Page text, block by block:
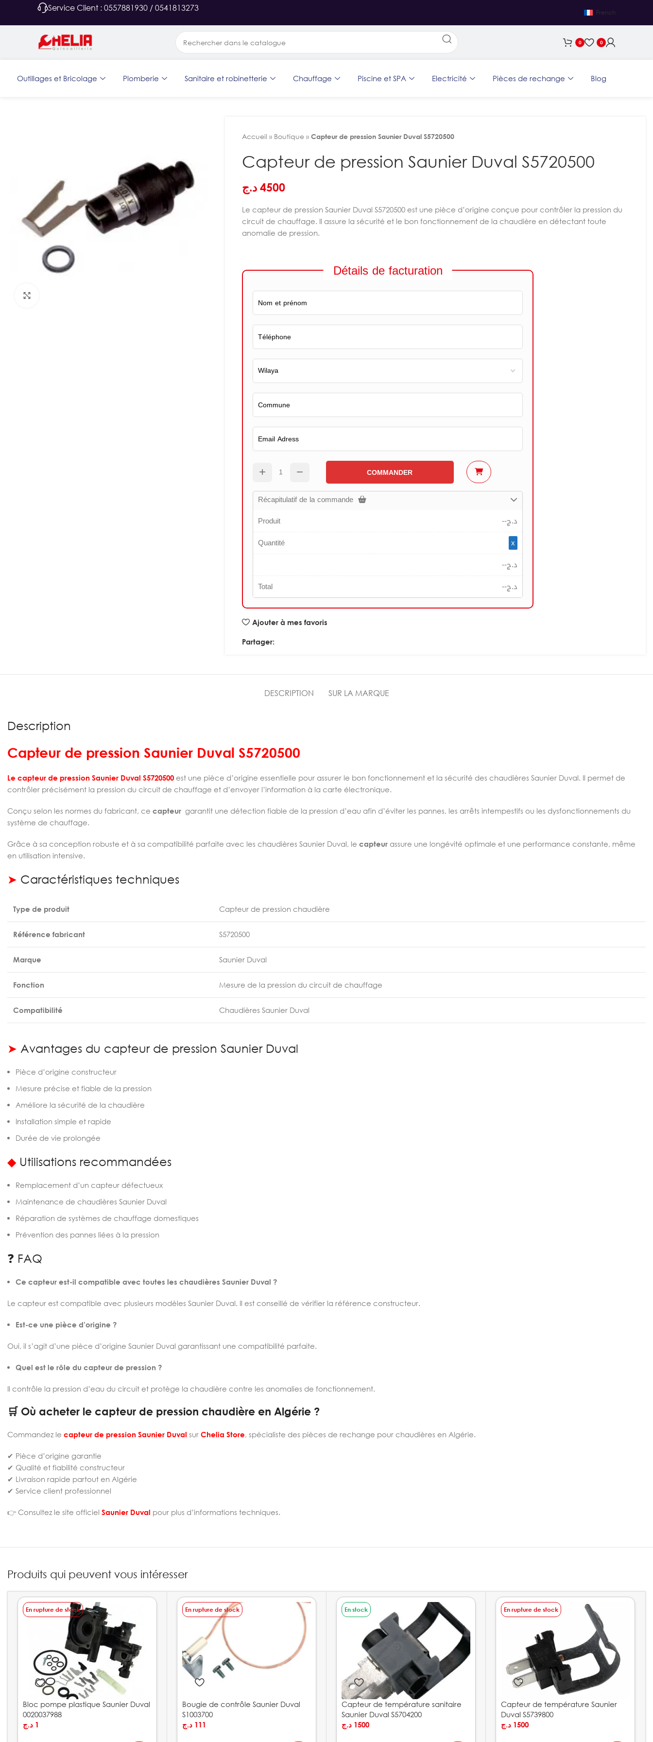
Service Client : 0557881930 / 0541813273 French
0 0
Outillages et Bricolage Plomberie Sanitaire et robinetterie Chauffage Piscine et SPA Electricité Pièces de rechange Blog
Accueil » Boutique » Capteur de pression Saunier Duval S5720500
Capteur de pression Saunier Duval S5720500
4500 د.ج
Le capteur de pression Saunier Duval S5720500 est une pièce d’origine conçue pour contrôler la pression du
circuit de chauffage. Il assure la sécurité et le bon fonctionnement de la chaudière en détectant toute
anomalie de pression.
Détails de facturation
COMMANDER
Récapitulatif de la commande
Produit
--د.ج
Quantité
x
--د.ج
Total
--د.ج
Ajouter à mes favoris
Partager:
DESCRIPTION SUR LA MARQUE
Description
Capteur de pression Saunier Duval S5720500
Le capteur de pression Saunier Duval S5720500 est une pièce d’origine essentielle pour assurer le bon fonctionnement et la sécurité des chaudières Saunier Duval. Il permet de
contrôler précisément la pression du circuit de chauffage et d’envoyer l’information à la carte électronique.
Conçu selon les normes du fabricant, ce capteur garantit une détection fiable de la pression d’eau afin d’éviter les pannes, les arrêts intempestifs ou les dysfonctionnements du
système de chauffage.
Grâce à sa conception robuste et à sa compatibilité parfaite avec les chaudières Saunier Duval, le capteur assure une longévité optimale et une performance constante, même
en utilisation intensive.
➤ Caractéristiques techniques
Type de produit Capteur de pression chaudière
Référence fabricant S5720500
Marque Saunier Duval
Fonction Mesure de la pression du circuit de chauffage
Compatibilité Chaudières Saunier Duval
➤ Avantages du capteur de pression Saunier Duval
Pièce d’origine constructeur
Mesure précise et fiable de la pression
Améliore la sécurité de la chaudière
Installation simple et rapide
Durée de vie prolongée
◆Utilisations recommandées
Remplacement d’un capteur défectueux
Maintenance de chaudières Saunier Duval
Réparation de systèmes de chauffage domestiques
Prévention des pannes liées à la pression
❓ FAQ
Ce capteur est-il compatible avec toutes les chaudières Saunier Duval ?
Le capteur est compatible avec plusieurs modèles Saunier Duval. Il est conseillé de vérifier la référence constructeur.
Est-ce une pièce d’origine ?
Oui, il s’agit d’une pièce d’origine Saunier Duval garantissant une compatibilité parfaite.
Quel est le rôle du capteur de pression ?
Il contrôle la pression d’eau du circuit et protège la chaudière contre les anomalies de fonctionnement.
🛒 Où acheter le capteur de pression chaudière en Algérie ?
Commandez le capteur de pression Saunier Duval sur Chelia Store, spécialiste des pièces de rechange pour chaudières en Algérie.
✔ Pièce d’origine garantie
✔ Qualité et fiabilité constructeur
✔ Livraison rapide partout en Algérie
✔ Service client professionnel
👉 Consultez le site officiel Saunier Duval pour plus d’informations techniques.
Produits qui peuvent vous intéresser
En rupture de stock
Bloc pompe plastique Saunier Duval
0020037988
1 د.ج
En rupture de stock
Bougie de contrôle Saunier Duval
S1003700
111 د.ج
En stock
Capteur de température sanitaire
Saunier Duval S5704200
1500 د.ج
En rupture de stock
Capteur de température Saunier
Duval S5739800
1500 د.ج